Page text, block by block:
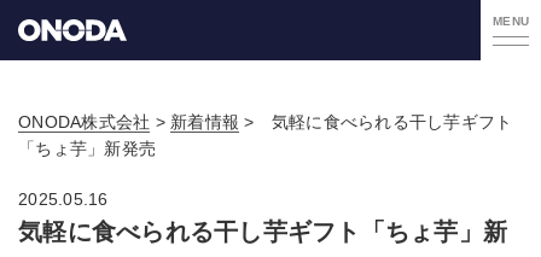
MENU
ONODA株式会社 > 新着情報 >
気軽に食べられる干し芋ギフト
「ちょ芋」新発売
2025.05.16
気軽に食べられる干し芋ギフト「ちょ芋」新